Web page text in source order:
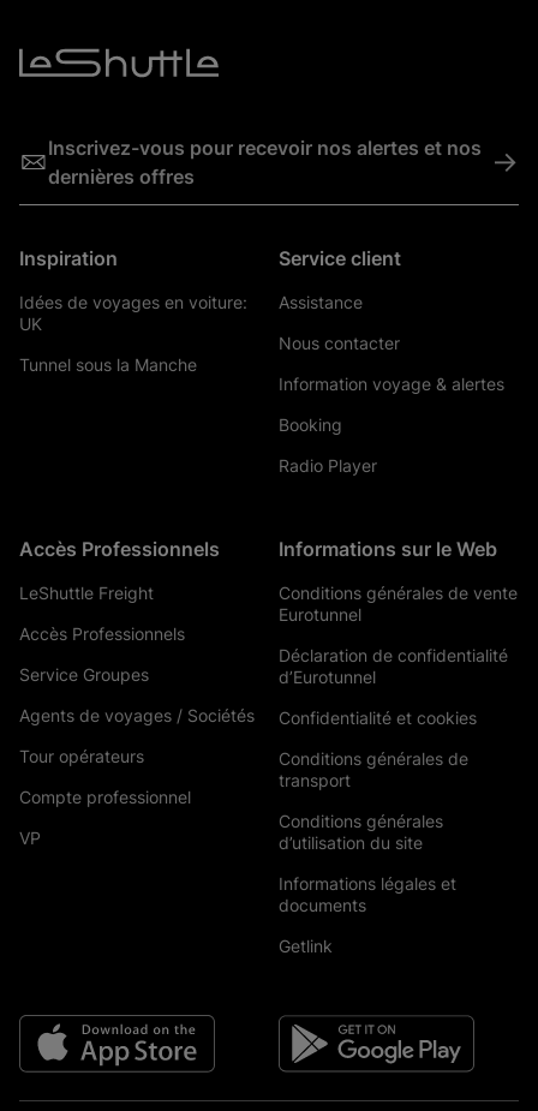
Inscrivez-vous pour recevoir nos alertes et nos
dernières offres
->
Inspiration
Idées de voyages en voiture:
UK
Tunnel sous la Manche
Service client
Assistance
Nous contacter
Information voyage & alertes
Booking
Radio Player
Accès Professionnels
LeShuttle Freight
Accès Professionnels
Service Groupes
Agents de voyages / Sociétés
Tour opérateurs
Compte professionnel
VP
Informations sur le Web
Conditions générales de vente
Eurotunnel
Déclaration de confidentialité
d’Eurotunnel
Confidentialité et cookies
Conditions générales de
transport
Conditions générales
d’utilisation du site
Informations légales et
documents
Getlink